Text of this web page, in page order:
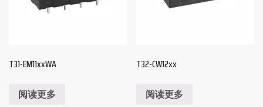
T31-EM11xxWA
阅读更多
T32-CW12xx
阅读更多